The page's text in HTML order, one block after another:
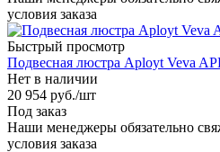
условия заказа
Быстрый просмотр
Подвесная люстра Aployt Veva
Нет в наличии
20 954 руб./шт
Под заказ
Наши менеджеры обязательно
условия заказа